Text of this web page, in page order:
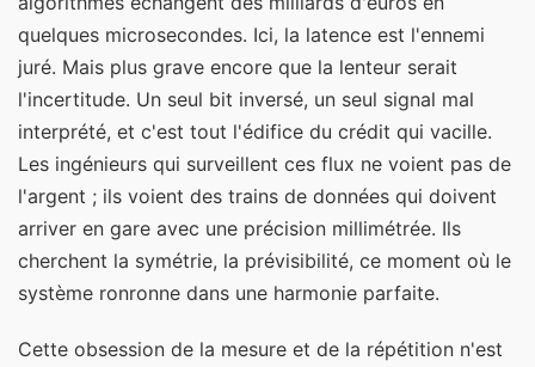
quelques microsecondes. Ici, la latence est l'ennemi
juré. Mais plus grave encore que la lenteur serait
l'incertitude. Un seul bit inversé, un seul signal mal
interprété, et c'est tout l'édifice du crédit qui vacille.
Les ingénieurs qui surveillent ces flux ne voient pas de
l'argent ; ils voient des trains de données qui doivent
arriver en gare avec une précision millimétrée. Ils
cherchent la symétrie, la prévisibilité, ce moment où le
système ronronne dans une harmonie parfaite.
Cette obsession de la mesure et de la répétition n'est